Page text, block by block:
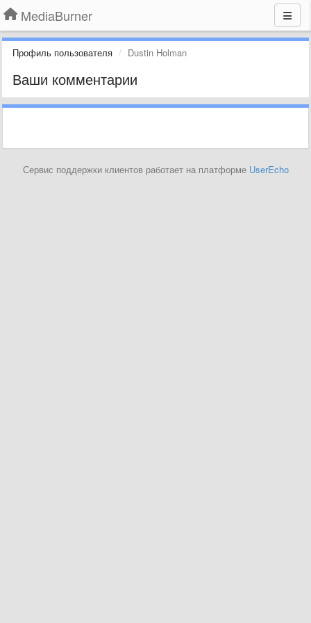
MediaBurner
Профиль пользователя Dustin Holman
Ваши комментарии
Сервис поддержки клиентов работает на платформе UserEcho